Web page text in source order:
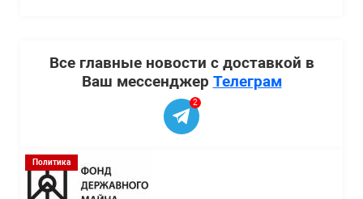
Все главные новости с доставкой в
Ваш мессенджер Телеграм
2
Политика